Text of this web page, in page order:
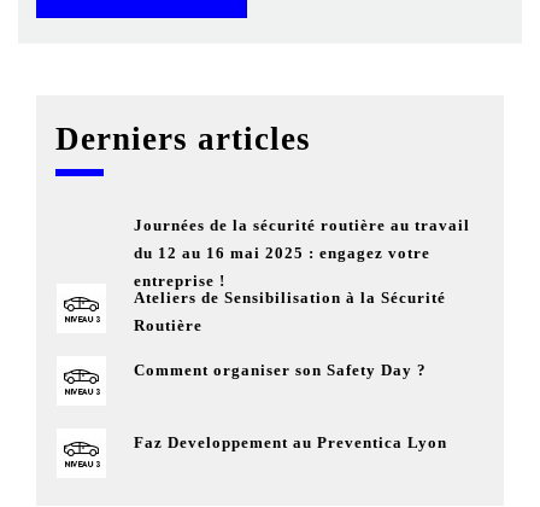
Derniers articles
Journées de la sécurité routière au travail
du 12 au 16 mai 2025 : engagez votre
entreprise !
Ateliers de Sensibilisation à la Sécurité
Routière
Comment organiser son Safety Day ?
Faz Developpement au Preventica Lyon